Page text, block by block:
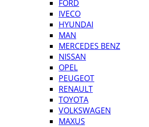
FORD
IVECO
HYUNDAI
MAN
MERCEDES BENZ
NISSAN
OPEL
PEUGEOT
RENAULT
TOYOTA
VOLKSWAGEN
MAXUS